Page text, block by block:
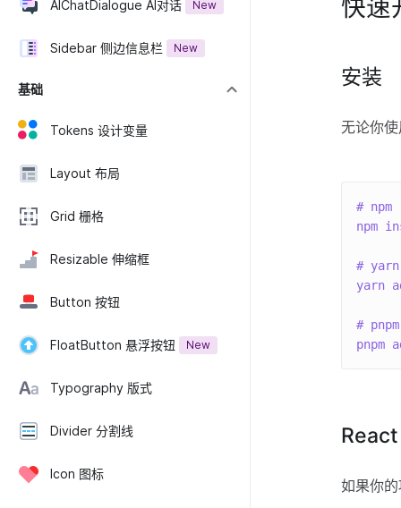
AIChatDialogue AI对话 New
Sidebar 侧边信息栏 New
基础
Tokens 设计变量
Layout 布局
Grid 栅格
Resizable 伸缩框
Button 按钮
FloatButton 悬浮按钮 New
Typography 版式
Divider 分割线
Icon 图标
快速
安装
无论你
# npm
npm
# yarn
yarn
# pnpm
pnpm
如果你